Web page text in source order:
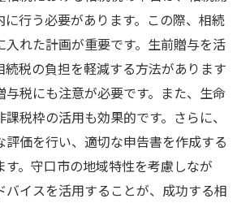
有の不動産市場の動向を掴む
ュニティとの連携を活かす手法
の不動産相続における行政サポー
事を通じた不動産の価値向上策
動産相続を実現する守口市でのプ
に行う必要があります。この際、相続
入れた計画が重要です。生前贈与を活
続税の負担を軽減する方法があります
与税にも注意が必要です。また、生命
税枠の活用も効果的です。さらに、
評価を行い、適切な申告書を作成する
す。守口市の地域特性を考慮しなが
バイスを活用することが、成功する相